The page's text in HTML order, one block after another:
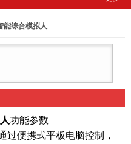
能综合模拟人
功能参数
过便携式平板电脑控制，